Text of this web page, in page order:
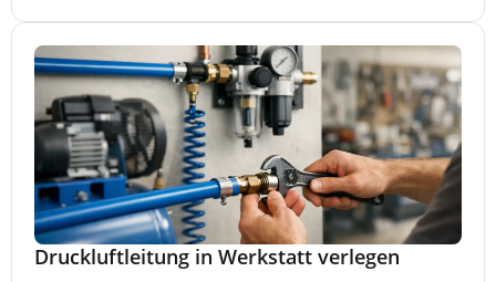
Druckluftleitung in Werkstatt verlegen